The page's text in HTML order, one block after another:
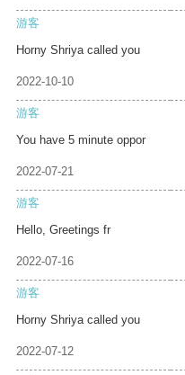
游客
Horny Shriya called you
2022-10-10
游客
You have 5 minute oppor
2022-07-21
游客
Hello, Greetings fr
2022-07-16
游客
Horny Shriya called you
2022-07-12